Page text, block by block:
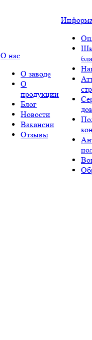
О нас
О заводе
О
продукции
Блог
Новости
Вакансии
Отзывы